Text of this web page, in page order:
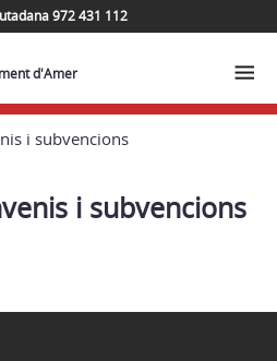
972 431 112
d'Amer
i subvencions
i subvencions